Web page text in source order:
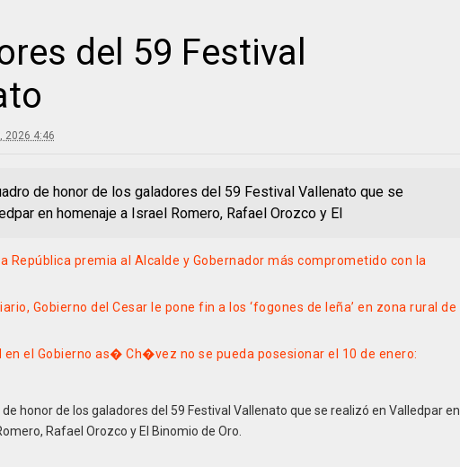
del 59 Festival
2026 4:46
de honor de los galadores del 59 Festival Vallenato que se
en homenaje a Israel Romero, Rafael Orozco y El
República premia al Alcalde y Gobernador más comprometido con la
Gobierno del Cesar le pone fin a los ‘fogones de leña’ en zona rural de
en el Gobierno as� Ch�vez no se pueda posesionar el 10 de enero:
honor de los galadores del 59 Festival Vallenato que se realizó en Valledpar en
Rafael Orozco y El Binomio de Oro.